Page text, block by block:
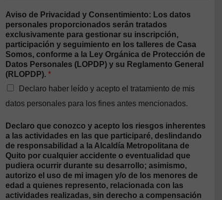
Aviso de Privacidad y Consentimiento: Los datos
personales proporcionados serán tratados
exclusivamente para gestionar su inscripción,
participación y seguimiento en los talleres de Casa
Somos, conforme a la Ley Orgánica de Protección de
Datos Personales (LOPDP) y su Reglamento General
(RLOPDP). *
Declaro haber leído y acepto el tratamiento de mis
datos personales para los fines antes mencionados.
Declaro que conozco y acepto los riesgos inherentes
a las actividades en las que participaré, deslindando
de responsabilidad a la Alcaldía Metropolitana de
Quito por cualquier accidente o eventualidad que
pudiera ocurrir durante su desarrollo; asimismo,
autorizo el uso de mi imagen y/o de los menores de
edad a quienes represento, relacionada con las
actividades realizadas, sin derecho a compensación